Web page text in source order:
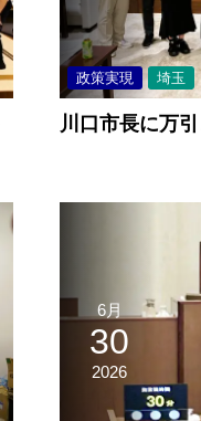
政策実現 埼玉
川口市長に万
6月
30
2026